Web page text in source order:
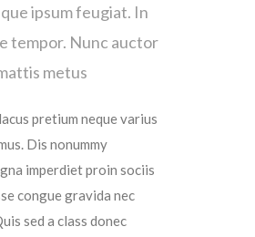
ipsum feugiat. In
tempor. Nunc auctor
metus
pretium neque varius
Dis nonummy
imperdiet proin sociis
congue gravida nec
sed a class donec